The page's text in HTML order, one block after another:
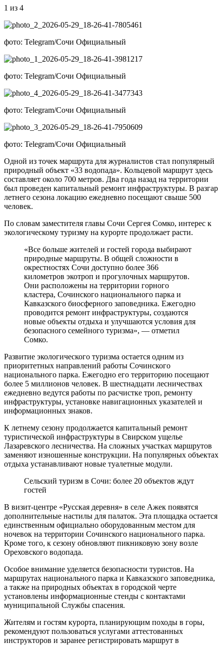
1 из 4
фото: Telegram/Сочи Официальный
фото: Telegram/Сочи Официальный
фото: Telegram/Сочи Официальный
фото: Telegram/Сочи Официальный
Одной из точек маршрута для журналистов стал популярный
природный объект «33 водопада». Кольцевой маршрут здесь
составляет около 700 метров. Два года назад на территории
был проведен капитальный ремонт инфраструктуры. В разгар
летнего сезона локацию ежедневно посещают свыше 500
человек.
По словам заместителя главы Сочи Сергея Сомко, интерес к
экологическому туризму на курорте продолжает расти.
«Все больше жителей и гостей города выбирают
природные маршруты. В общей сложности в
окрестностях Сочи доступно более 366
километров экотроп и прогулочных маршрутов.
Они расположены на территории горного
кластера, Сочинского национального парка и
Кавказского биосферного заповедника. Ежегодно
проводится ремонт инфраструктуры, создаются
новые объекты отдыха и улучшаются условия для
безопасного семейного туризма», — отметил
Сомко.
Развитие экологического туризма остается одним из
приоритетных направлений работы Сочинского
национального парка. Ежегодно его территорию посещают
более 5 миллионов человек. В шестнадцати лесничествах
ежедневно ведутся работы по расчистке троп, ремонту
инфраструктуры, установке навигационных указателей и
информационных знаков.
К летнему сезону продолжается капитальный ремонт
туристической инфраструктуры в Свирском ущелье
Лазаревского лесничества. На сложных участках маршрутов
заменяют изношенные конструкции. На популярных объектах
отдыха устанавливают новые туалетные модули.
Сельский туризм в Сочи: более 20 объектов ждут
гостей
В визит-центре «Русская деревня» в селе Ажек появятся
дополнительные настилы для палаток. Эта площадка остается
единственным официально оборудованным местом для
ночевок на территории Сочинского национального парка.
Кроме того, к сезону обновляют пикниковую зону возле
Ореховского водопада.
Особое внимание уделяется безопасности туристов. На
маршрутах национального парка и Кавказского заповедника,
а также на природных объектах в городской черте
установлены информационные стенды с контактами
муниципальной Службы спасения.
Жителям и гостям курорта, планирующим походы в горы,
рекомендуют пользоваться услугами аттестованных
инструкторов и заранее регистрировать маршрут в